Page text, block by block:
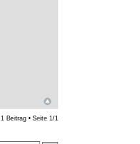
1 Beitrag • Seite 1 /1